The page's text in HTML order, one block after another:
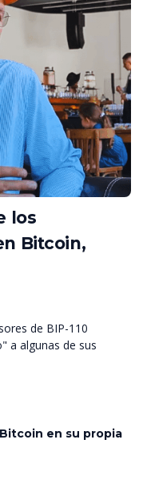
los
Bitcoin,
de BIP-110
a algunas de sus
en su propia